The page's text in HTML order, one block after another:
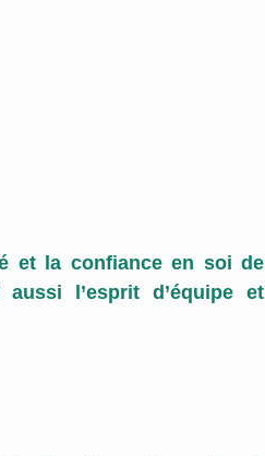
et la confiance en soi de
l’esprit d’équipe et